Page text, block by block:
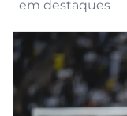
em destaques